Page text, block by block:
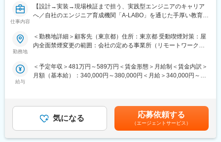
「A-LABO」という独自の育成機関・施設を用意し、知識・スキル
面の成長をバックアップ。基礎研修をはじめ、スキルアップ、キ
・成長に合わせて新しいものを生み出す企画力、人を動かすプレ
ゼン力、リーダー・マネージャークラスの育成など、テクニカル×
LABO」はカフェのような落ち着いた空間設計で、自習の場として
自由に利用しているエンジニアも多数。今後もさらに充実させて
・当社は航空宇宙、自動車、電気電子通信、IT情報、エネルギー
分野などの業界約300社の大手メーカーに技術を提供。
・まだ世に出ていない新製品の開発など様々なプロジェクトに参
画し、創業から60年、日本のモノづくりを支え続けています。
仕事内容
【設計→実装→現場検証まで担う、実践型エンジニアのキャリア
へ／自社のエンジニア育成機関「A-LABO」を通じた手厚い教育体
■業務内容：
・商業ビル等に設置される「機械式立体駐車場」のシステム設
・入社後は、プロパー社員の指導のもと、C言語を用いたプログ
ラム作成や電気回路の理解からスタートします。デスクでの設計
■業務詳細：
◇制御システム設計
・C言語を用いた、駐車場を動かすためのシステム開発・修正
勤務地
＜勤務地詳細＞顧客先（東京都）住所：東京都 受動喫煙対策：屋
内全面禁煙変更の範囲：会社の定める事業所（リモートワーク含
給与
＜予定年収＞481万円～589万円＜賃金形態＞月給制＜賃金内訳＞
月額（基本給）：340,000円～380,000円＜月給＞340,000円～
じて上下する可能性があります。月給(月額)は固定手当を含めた表
記です。気になる 応募依頼する
（エージェントサービス）